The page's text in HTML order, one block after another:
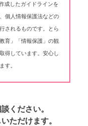
成したガイドラインを
個人情報保護法などの
されるものです。とら
育」「情報保護」の観
得しています。安心し
す。
ください。
ただけます。